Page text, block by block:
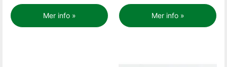
Mer info » Mer info »